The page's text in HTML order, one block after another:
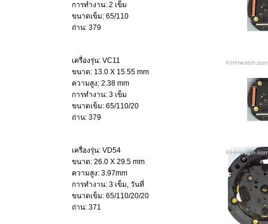
การทำงาน: 2 เข็ม
ขนาดเข็ม: 65/110
ถ่าน: 379
เครื่องรุ่น: VC11
ขนาด: 13.0 X 15.55 mm
ความสูง: 2.38 mm
การทำงาน: 3 เข็ม
ขนาดเข็ม: 65/110/20
ถ่าน: 379
เครื่องรุ่น: VD54
ขนาด: 26.0 X 29.5 mm
ความสูง: 3.97mm
การทำงาน: 3 เข็ม, วันที่
ขนาดเข็ม: 65/110/20/20
ถ่าน: 371